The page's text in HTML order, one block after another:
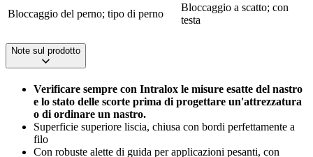
Bloccaggio del perno; tipo di perno
Bloccaggio a scatto; con
testa
Note sul prodotto
Verificare sempre con Intralox le misure esatte del nastro
e lo stato delle scorte prima di progettare un'attrezzatura
o di ordinare un nastro.
Superficie superiore liscia, chiusa con bordi perfettamente a
filo
Con robuste alette di guida per applicazioni pesanti, con